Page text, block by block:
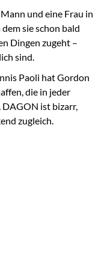
und eine Frau in
sie schon bald
Dingen zugeht –
sind.
Paoli hat Gordon
die in jeder
ist bizarr,
zugleich.